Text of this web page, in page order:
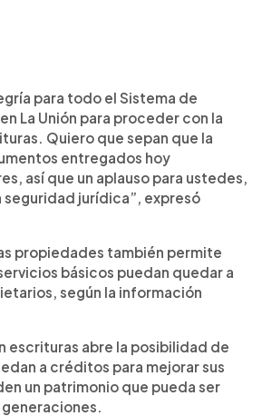
para todo el Sistema de
La Unión para proceder con la
Quiero que sepan que la
entregados hoy
así que un aplauso para ustedes,
seguridad jurídica”, expresó
propiedades también permite
básicos puedan quedar a
según la información
escrituras abre la posibilidad de
a créditos para mejorar sus
un patrimonio que pueda ser